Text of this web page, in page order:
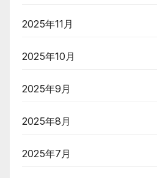
2025年11月
2025年10月
2025年9月
2025年8月
2025年7月